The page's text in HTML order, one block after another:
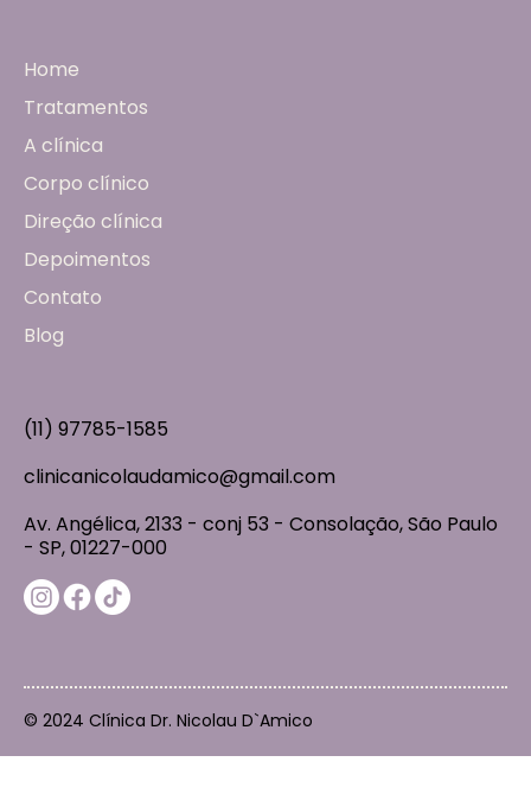
© 2024 Clínica Dr. Nicolau D`Amico
Home
Tratamentos
A clínica
Corpo clínico
Direção clínica
Depoimentos
Contato
Blog
(11) 97785-1585
clinicanicolaudamico@gmail.com
Av. Angélica, 2133 - conj 53 - Consolação, São Paulo
- SP, 01227-000